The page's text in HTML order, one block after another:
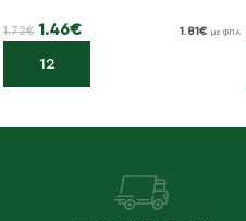
1.72€ 1.46€ 1.81 € με ΦΠΑ
Προσθήκη στο καλάθι